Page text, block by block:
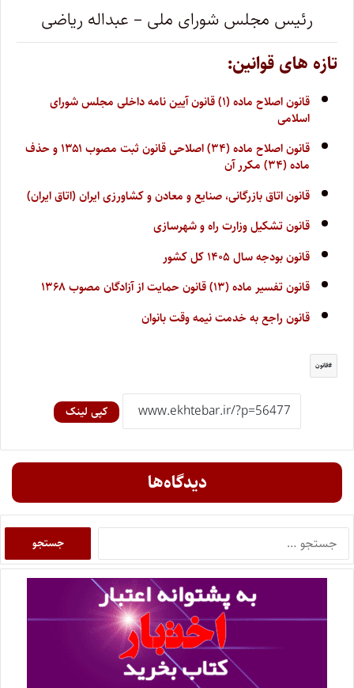
رئیس مجلس شورای ملی – عبداله ریاضی
تازه های قوانین:
قانون اصلاح ماده (۱) قانون آیین نامه داخلی مجلس شورای
اسلامی
قانون اصلاح ماده (۳۴) اصلاحی قانون ثبت مصوب ۱۳۵۱ و حذف
ماده (۳۴) مکرر آن
قانون اتاق بازرگانی، صنایع و معادن و کشاورزی ایران (اتاق ایران)
قانون تشکیل وزارت راه و شهرسازی
قانون بودجه سال ۱۴۰۵ کل کشور
قانون تفسیر ماده (۱۳) قانون حمایت از آزادگان مصوب ۱۳۶۸
قانون راجع به خدمت نیمه وقت بانوان
قانون
کپی لینک
دیدگاه‌ها